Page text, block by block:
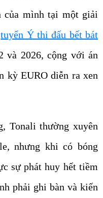
của mình tại một giải
tuyển Ý thi đấu bết bát
và 2026, cộng với án
kỳ EURO diễn ra xen
Tonali thường xuyên
nhưng khi có bóng
sự phát huy hết tiềm
phải ghi bàn và kiến